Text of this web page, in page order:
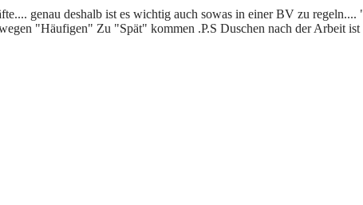
genau deshalb ist es wichtig auch sowas in einer BV zu
"Häufigen" Zu "Spät" kommen .P.S Duschen nach der Arbeit